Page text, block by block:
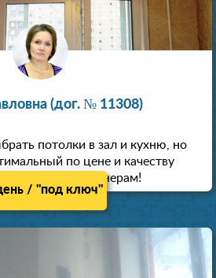
(дог. № 11308)
потолки в зал и кухню, но
по цене и качеству
как пенсионерам!
/ "под ключ"